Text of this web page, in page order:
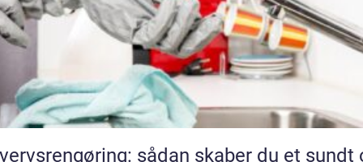
sådan skaber du et sundt